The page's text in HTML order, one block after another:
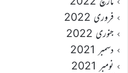
فروری 2022
جنوری 2022
دسمبر 2021
نومبر 2021